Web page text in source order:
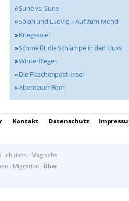
»Sune vs. Sune
»Solan und Ludvig – Auf zum Mond
» Kriegsspiel
»Schmeißt die Schlampe in den Fluss
»Winterfliegen
» Die Flaschenpost-Insel
»Abenteuer Rom
Kontakt Datenschutz
ich doch · Magische
· Migration· Über